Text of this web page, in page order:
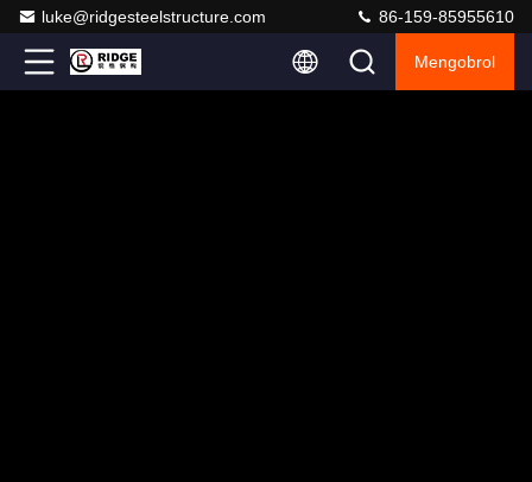
luke@ridgesteelstructure.com 86-159-85955610
Mengobrol